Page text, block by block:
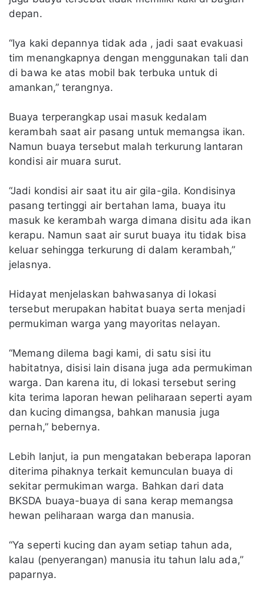
depan.
“Iya kaki depannya tidak ada , jadi saat evakuasi
tim menangkapnya dengan menggunakan tali dan
di bawa ke atas mobil bak terbuka untuk di
amankan,” terangnya.
Buaya terperangkap usai masuk kedalam
kerambah saat air pasang untuk memangsa ikan.
Namun buaya tersebut malah terkurung lantaran
kondisi air muara surut.
“Jadi kondisi air saat itu air gila-gila. Kondisinya
pasang tertinggi air bertahan lama, buaya itu
masuk ke kerambah warga dimana disitu ada ikan
kerapu. Namun saat air surut buaya itu tidak bisa
keluar sehingga terkurung di dalam kerambah,”
jelasnya.
Hidayat menjelaskan bahwasanya di lokasi
tersebut merupakan habitat buaya serta menjadi
permukiman warga yang mayoritas nelayan.
“Memang dilema bagi kami, di satu sisi itu
habitatnya, disisi lain disana juga ada permukiman
warga. Dan karena itu, di lokasi tersebut sering
kita terima laporan hewan peliharaan seperti ayam
dan kucing dimangsa, bahkan manusia juga
pernah,” bebernya.
Lebih lanjut, ia pun mengatakan beberapa laporan
diterima pihaknya terkait kemunculan buaya di
sekitar permukiman warga. Bahkan dari data
BKSDA buaya-buaya di sana kerap memangsa
hewan peliharaan warga dan manusia.
“Ya seperti kucing dan ayam setiap tahun ada,
kalau (penyerangan) manusia itu tahun lalu ada,”
paparnya.